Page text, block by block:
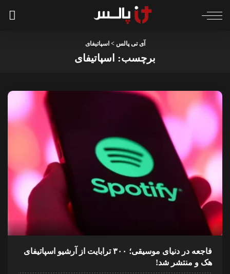
آی تی پالس > اسپاتیفای
برچسب: اسپاتیفای
فاجعه در دنیای موسیقی؛ ۳۰۰ ترابایت از آرشیو اسپاتیفای
هک و منتشر شد!